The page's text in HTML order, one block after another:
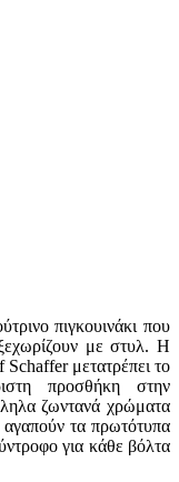
πιγκουινάκι που
με στυλ. Η
μετατρέπει το
προσθήκη στην
ζωντανά χρώματα
αγαπούν τα πρωτότυπα
για κάθε βόλτα